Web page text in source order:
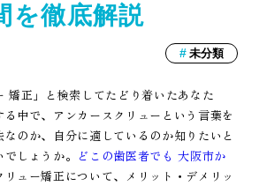
を徹底解説
未分類
矯正」と検索してたどり着いたあなた
中で、アンカースクリューという言葉を
なのか、自分に適しているのか知りたいと
しょうか。 どこの歯医者でも 大阪市か
リュー矯正について、メリット・デメリッ